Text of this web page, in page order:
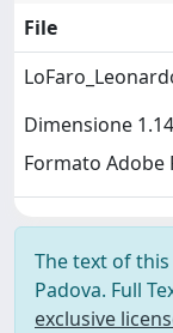
File
Dimensione
Formato Adobe
The text of
Padova. Full
exclusive